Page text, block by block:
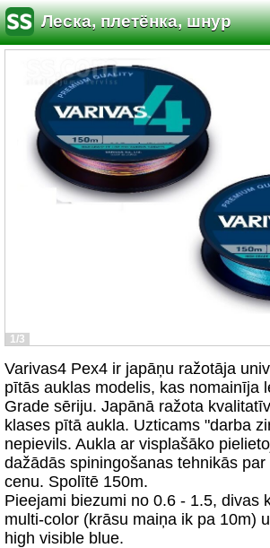
Леска, плетёнка, шнур
1/3
Varivas4 Pex4 ir japāņu ražotāja
pītās auklas modelis, kas nomainīja
Grade sēriju. Japānā ražota
klases pītā aukla. Uzticams "darba
nepievils. Aukla ar visplašāko
dažādās spiningošanas tehnikās par
cenu. Spolītē 150m.
Pieejami biezumi no 0.6 - 1.5, divas
multi-color (krāsu maiņa ik pa 10m)
high visible blue.